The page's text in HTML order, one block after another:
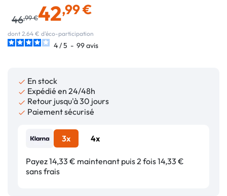
46,99 €42,99 €
dont 2.64 € d'éco-participation
4/5 - 99avis
 En stock
 Expédié en 24/48h
 Retour jusqu'à 30 jours
 Paiement sécurisé
3x 4x
Payez 14,33 € maintenant puis 2 fois 14,33 €
sans frais